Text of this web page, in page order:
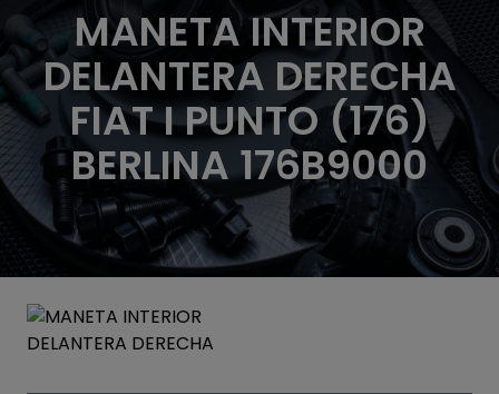
MANETA INTERIOR
DELANTERA DERECHA
FIAT I PUNTO (176)
BERLINA 176B9000